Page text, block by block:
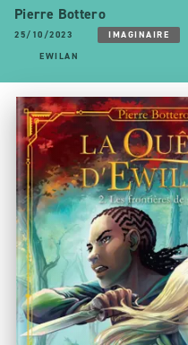
Pierre Bottero
25/10/2023 IMAGINAIRE
EWILAN